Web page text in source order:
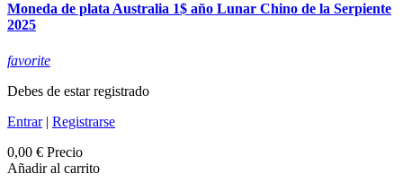
Moneda de plata Australia 1$ año Lunar Chino de la Serpiente
2025
favorite
Debes de estar registrado
Entrar| Registrarse
0,00 € Precio
Añadir al carrito